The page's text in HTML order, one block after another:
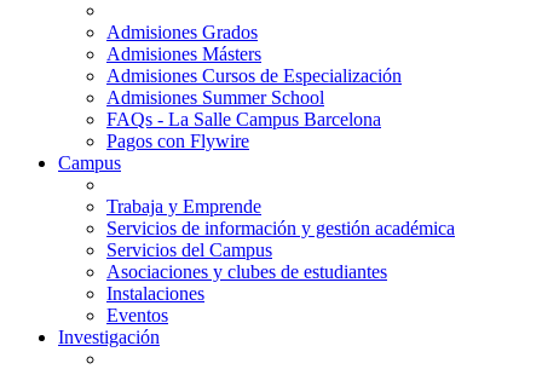
Admisiones Grados
Admisiones Másters
Admisiones Cursos de Especialización
Admisiones Summer School
FAQs - La Salle Campus Barcelona
Pagos con Flywire
Campus
Trabaja y Emprende
Servicios de información y gestión académica
Servicios del Campus
Asociaciones y clubes de estudiantes
Instalaciones
Eventos
Investigación